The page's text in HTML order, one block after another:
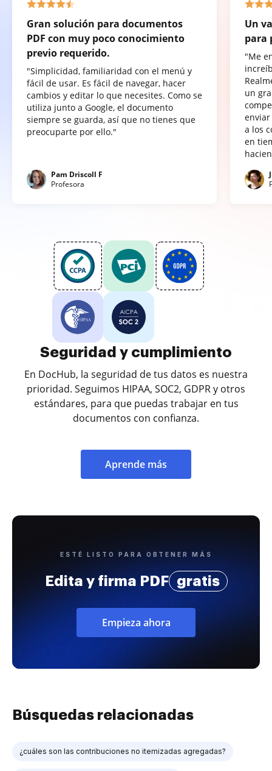
Gran solución para documentos
PDF con muy poco conocimiento
previo requerido.
"Simplicidad, familiaridad con el menú y
fácil de usar. Es fácil de navegar, hacer
cambios y editar lo que necesites. Como se
utiliza junto a Google, el documento
siempre se guarda, así que no tienes que
preocuparte por ello."
Pam Driscoll F
Profesora
Un
para
"Me
un
a los
en
Seguridad y cumplimiento
En DocHub, la seguridad de tus datos es nuestra
prioridad. Seguimos HIPAA, SOC2, GDPR y otros
estándares, para que puedas trabajar en tus
documentos con confianza.
Aprende más
ESTÉ LISTO PARA OBTENER MÁS
Edita y firma PDF gratis
Empieza ahora
Búsquedas relacionadas
¿cuáles son las contribuciones no itemizadas agregadas?